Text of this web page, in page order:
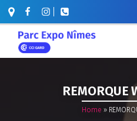
REMORQUE
Home »